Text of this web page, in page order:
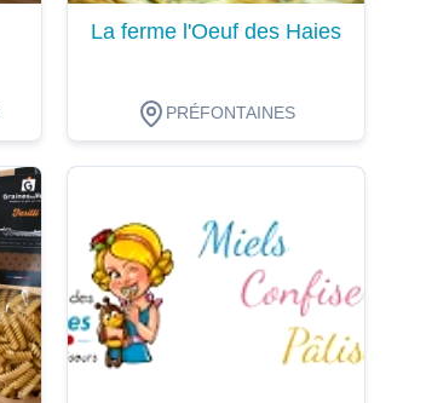
La ferme l'Oeuf des Haies
PRÉFONTAINES